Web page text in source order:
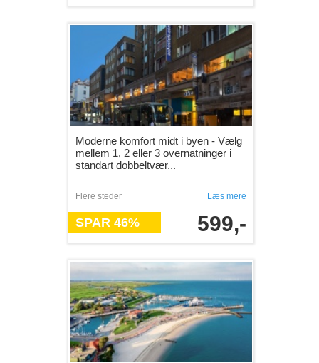
Moderne komfort midt i byen - Vælg
mellem 1, 2 eller 3 overnatninger i
standart dobbeltvær...
Flere steder Læs mere
SPAR 46% 599,-